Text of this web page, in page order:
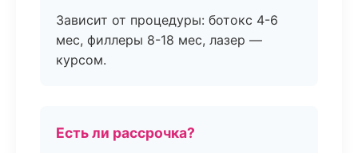
Зависит от процедуры: ботокс 4-6
мес, филлеры 8-18 мес, лазер —
курсом.
Есть ли рассрочка?